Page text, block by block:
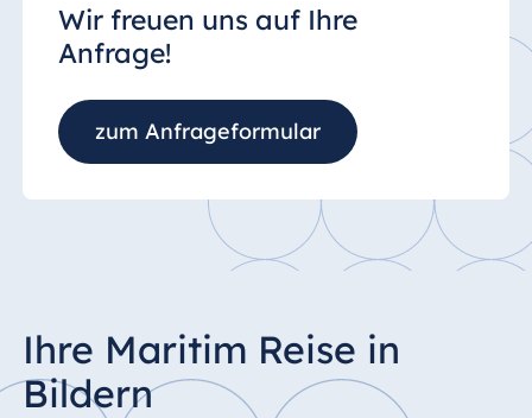
Wir freuen uns auf Ihre
Anfrage!
zum Anfrageformular
Ihre Maritim Reise in
Bildern